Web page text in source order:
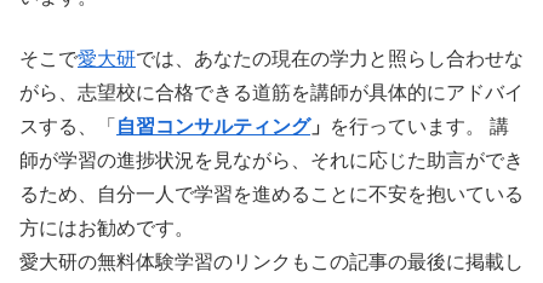
そこで愛大研では、あなたの現在の学力と照らし合わせな
がら、志望校に合格できる道筋を講師が具体的にアドバイ
スする、「 自習コンサルティング」
を行っています。 講
師が学習の進捗状況を見ながら、それに応じた助言ができ
るため、自分一人で学習を進めることに不安を抱いている
方にはお勧めです。
愛大研の無料体験学習のリンクもこの記事の最後に掲載し